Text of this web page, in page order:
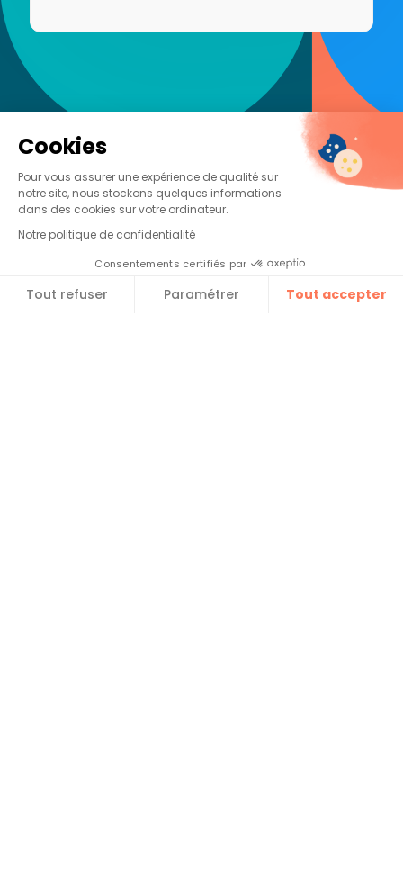
Cookies
Pour vous assurer une expérience de qualité sur
notre site, nous stockons quelques informations
dans des cookies sur votre ordinateur.
Notre politique de confidentialité
Consentements certifiés par
Tout refuser Paramétrer
Tout accepter​